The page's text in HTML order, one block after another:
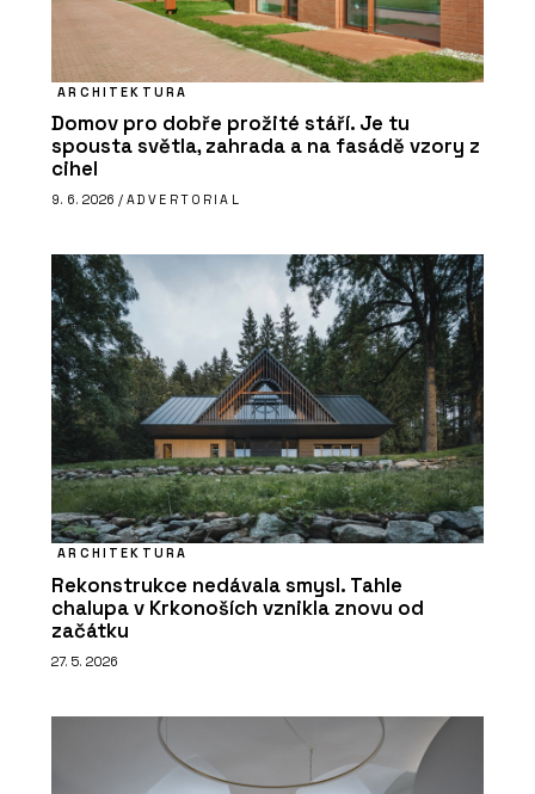
ARCHITEKTURA
Domov pro dobře prožité stáří. Je tu
spousta světla, zahrada a na fasádě vzory z
cihel
9. 6. 2026 / ADVERTORIAL
ARCHITEKTURA
Rekonstrukce nedávala smysl. Tahle
chalupa v Krkonoších vznikla znovu od
začátku
27. 5. 2026